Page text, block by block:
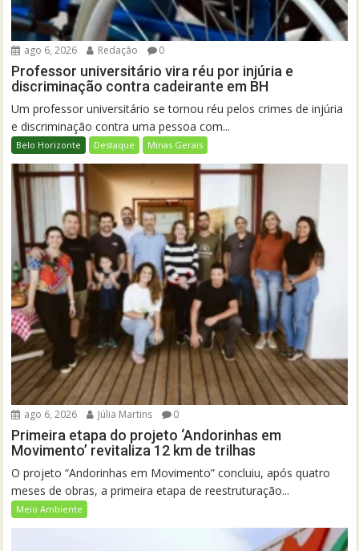
ago 6, 2026 Redação 0
Professor universitário vira réu por injúria e
discriminação contra cadeirante em BH
Um professor universitário se tornou réu pelos crimes de injúria
e discriminação contra uma pessoa com...
Belo Horizonte Destaque Minas Gerais
ago 6, 2026 Júlia Martins 0
Primeira etapa do projeto ‘Andorinhas em
Movimento’ revitaliza 12 km de trilhas
O projeto “Andorinhas em Movimento” concluiu, após quatro
meses de obras, a primeira etapa de reestruturação...
Meio Ambiente